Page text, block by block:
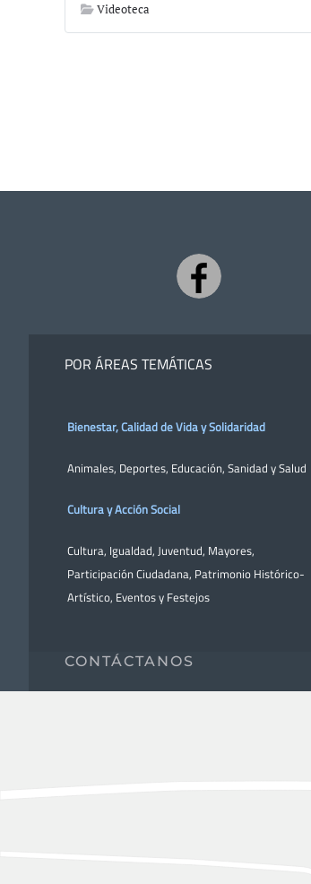
Videoteca
POR ÁREAS TEMÁTICAS
Bienestar, Calidad de Vida y Solidaridad
Animales, Deportes, Educación, Sanidad y Salud
Cultura y Acción Social
Cultura, Igualdad, Juventud, Mayores,
Participación Ciudadana, Patrimonio Histórico-
Artístico, Eventos y Festejos
CONTÁCTANOS